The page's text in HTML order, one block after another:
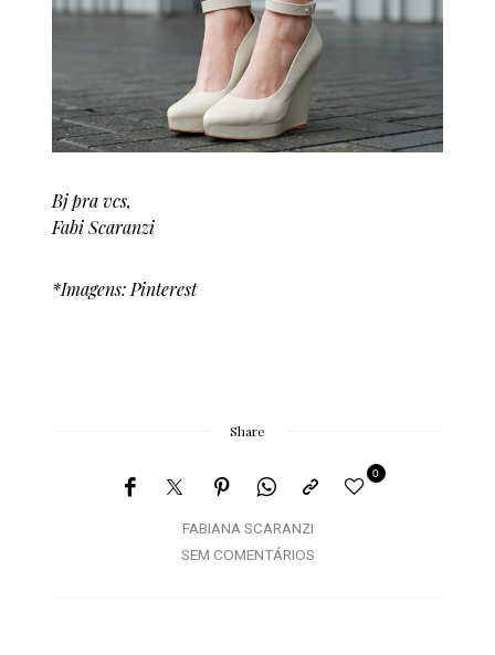
Bj pra vcs,
Fabi Scaranzi
*Imagens: Pinterest
Share
FABIANA SCARANZI
0
SEM COMENTÁRIOS